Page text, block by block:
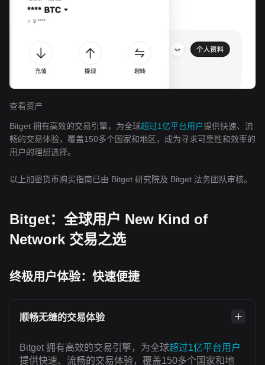
查看资产
Bitget 拥有高效的交易引擎，为全球超过1亿平台用户提供快速、流
畅的交易体验，覆盖150多个国家和地区，成为寻求可靠性和效率的
用户的理想选择。
以上加密货币购买指南已由 Bitget 研究院及 Bitget 法务团队审核。
Bitget：全球用户 New Kind of
Network 交易之选
终极用户体验：快速便捷
顺畅无缝的交易体验
Bitget 拥有高效的交易引擎，为全球超过1亿平台用户
提供快速、流畅的交易体验，覆盖150多个国家和地